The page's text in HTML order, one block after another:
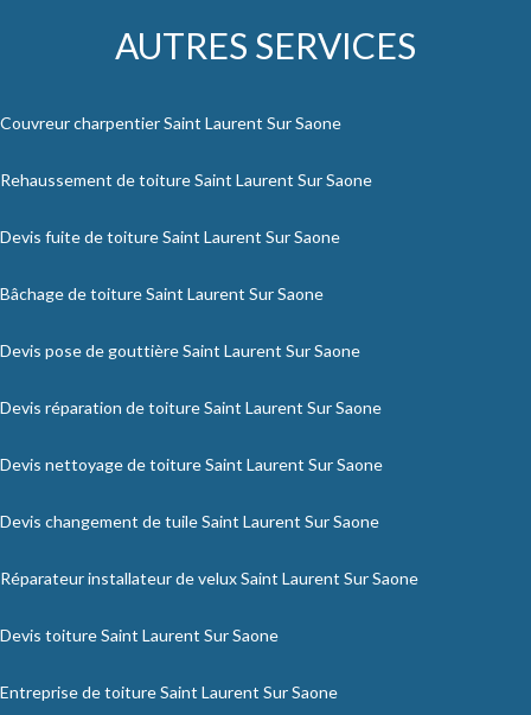
AUTRES SERVICES
Couvreur charpentier Saint Laurent Sur Saone
Rehaussement de toiture Saint Laurent Sur Saone
Devis fuite de toiture Saint Laurent Sur Saone
Bâchage de toiture Saint Laurent Sur Saone
Devis pose de gouttière Saint Laurent Sur Saone
Devis réparation de toiture Saint Laurent Sur Saone
Devis nettoyage de toiture Saint Laurent Sur Saone
Devis changement de tuile Saint Laurent Sur Saone
Réparateur installateur de velux Saint Laurent Sur Saone
Devis toiture Saint Laurent Sur Saone
Entreprise de toiture Saint Laurent Sur Saone